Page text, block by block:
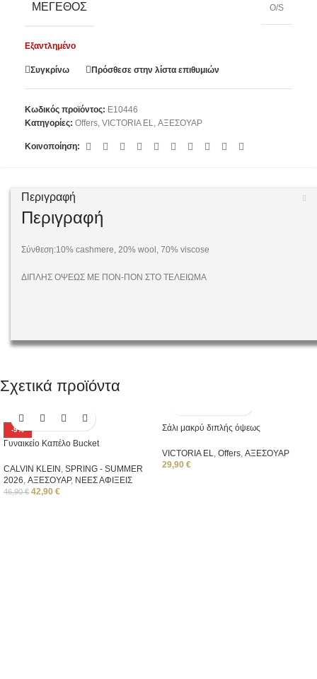
ΜΈΓΕΘΟΣ O/S
Εξαντλημένο
Συγκρίνω Πρόσθεσε στην λίστα επιθυμιών
Κωδικός προϊόντος: E10446
Κατηγορίες: Offers, VICTORIA EL, ΑΞΕΣΟΥΑΡ
Κοινοποίηση:
Περιγραφή
Περιγραφή
Σύνθεση:10% cashmere, 20% wool, 70% viscose
ΔΙΠΛΗΣ ΟΨΕΩΣ ΜΕ ΠΟΝ-ΠΟΝ ΣΤΟ ΤΕΛΕΙΩΜΑ
Σχετικά προϊόντα
-9%
Γυναικείο Καπέλο Bucket
CALVIN KLEIN , SPRING - SUMMER
2026, ΑΞΕΣΟΥΑΡ, ΝΕΕΣ ΑΦΙΞΕΙΣ
46,90€ 42,90 €
Σάλι μακρύ διπλής όψεως
VICTORIA EL, Offers, ΑΞΕΣΟΥΑΡ
29,90 €